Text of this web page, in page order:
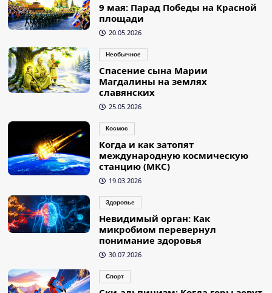
9 мая: Парад Победы на Красной
площади
20.05.2026
Необычное
Спасение сына Марии
Магдалины на землях
славянских
25.05.2026
Космос
Когда и как затопят
международную космическую
станцию (МКС)
19.03.2026
Здоровье
Невидимый орган: Как
микробиом перевернул
понимание здоровья
30.07.2026
Спорт